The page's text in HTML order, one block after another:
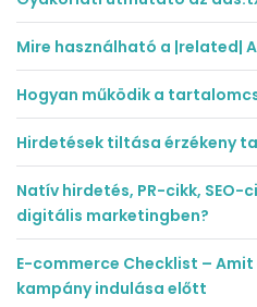
Mire használható a |related|
Hogyan működik a
Hirdetések tiltása érzékeny
Natív hirdetés, PR-cikk, SEO-
digitális marketingben?
E-commerce Checklist –
kampány indulása előtt